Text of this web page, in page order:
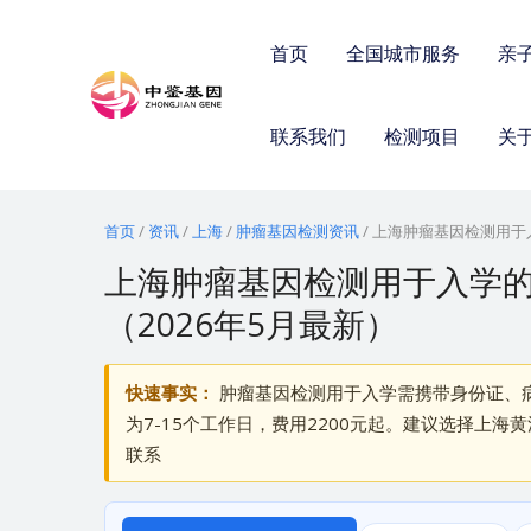
首页 全国城市服务 亲
联系我们 检测项目 关
首页/ 资讯/上海/ 肿瘤基因检测资讯/ 上海肿瘤基因检测用
上海肿瘤基因检测用于入学
（2026年5月最新）
快速事实： 肿瘤基因检测用于入学需携带身份证
为7-15个工作日，费用2200元起。建议选择上海
联系